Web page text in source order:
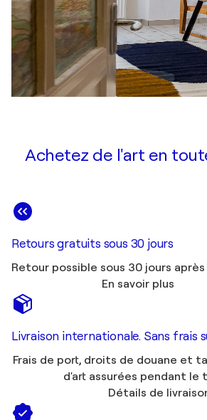
Achetez de l'art en
Retours gratuits sous 30 jours
Retour possible sous 30 jours après
En savoir plus
Livraison internationale. Sans frais
Frais de port, droits de douane et
d'art assurées pendant le
Détails de